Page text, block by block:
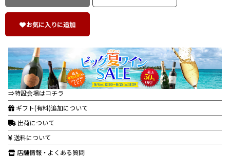
お気に入りに追加
⇒特設会場はコチラ
ギフト(有料)追加について
出荷について
送料について
店舗情報・よくある質問